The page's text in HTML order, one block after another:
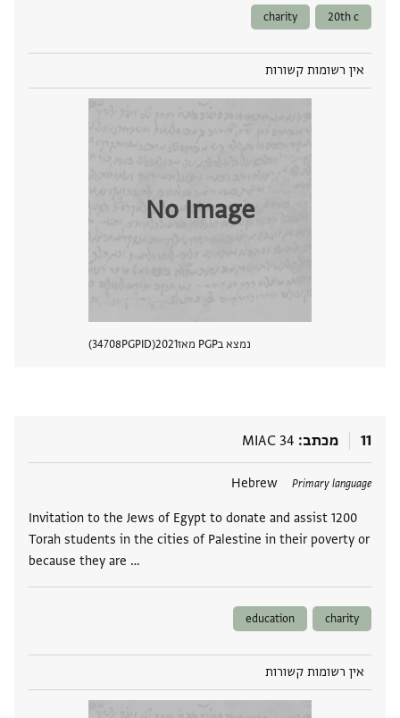
20th c
charity
אין רשומות קשורות
No Image
נמצא בPGP מאז 2021
PGPID
34708
11 מכתב MIAC 34
Primary language
Hebrew
Invitation to the Jews of Egypt to donate and assist 1200
Torah students in the cities of Palestine in their poverty or
because they are …
תגים
charity
education
אין רשומות קשורות